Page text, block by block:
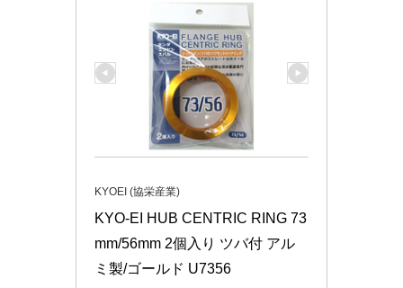
KYOEI (協栄産業)
KYO-EI HUB CENTRIC RING 73
mm/56mm 2個入り ツバ付 アル
ミ製/ゴールド U7356